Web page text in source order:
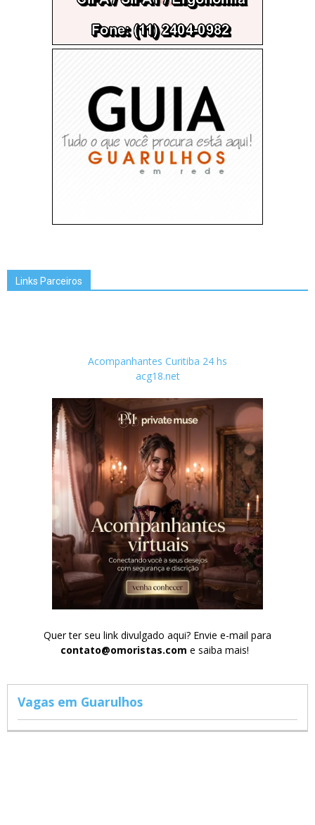
Links Parceiros
Acompanhantes Curitiba 24 hs
acg18.net
Quer ter seu link divulgado aqui? Envie e-mail para
contato@omoristas.com e saiba mais!
Vagas em Guarulhos